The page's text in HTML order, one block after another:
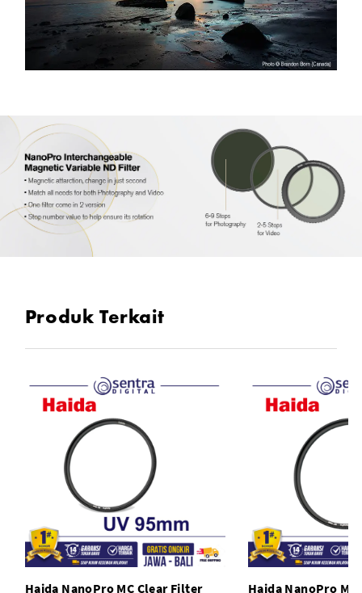
Produk Terkait
Haida NanoPro MC Clear Filter Haida NanoPro